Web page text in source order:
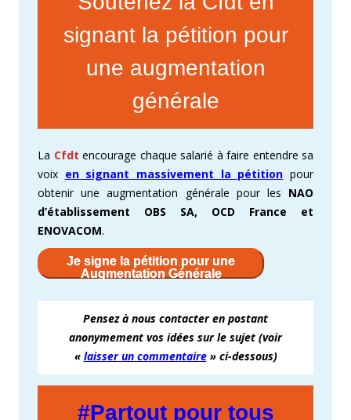
signant la pétition pour
une augmentation
générale
La Cfdt encourage chaque salarié à faire entendre sa
voix en signant massivement la pétition pour
obtenir une augmentation générale pour les NAO
d’établissement OBS SA, OCD France et
ENOVACOM.
Je signe la pétition pour une
Augmentation Générale
Pensez à nous contacteren postant
anonymement vos idées sur le sujet (voir
« laisser un commentaire» ci-dessous)
#Partout pour tous